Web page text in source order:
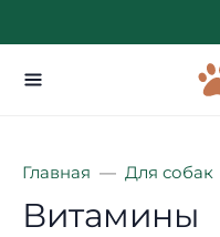
Главная Для собак
Витамины